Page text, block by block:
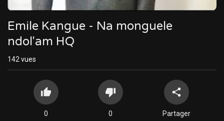
Emile Kangue - Na monguele
ndol'am HQ
142 vues
0 0 Partager